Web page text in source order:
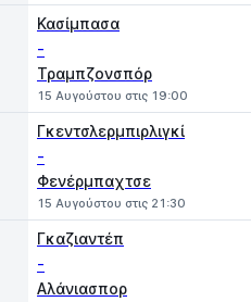
Κασίμπασα
-
Τραμπζονσπόρ
15 Αυγούστου στις 19:00
Γκεντσλερμπιρλιγκί
-
Φενέρμπαχτσε
15 Αυγούστου στις 21:30
Γκαζιαντέπ
-
Αλάνιασπορ